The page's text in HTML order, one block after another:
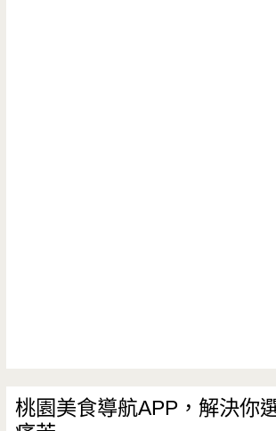
桃園美食導航APP，解決你